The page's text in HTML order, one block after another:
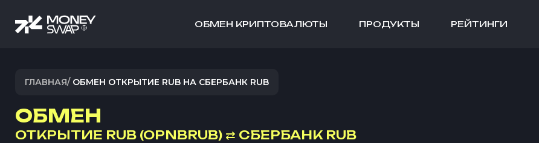
ОБМЕН КРИПТОВАЛЮТЫ ПРОДУКТЫ РЕЙТИНГИ
ГЛАВНАЯ/ ОБМЕН ОТКРЫТИЕ RUB НА СБЕРБАНК RUB
ОБМЕН
ОТКРЫТИЕ RUB (OPNBRUB) ⇄ СБЕРБАНК RUB